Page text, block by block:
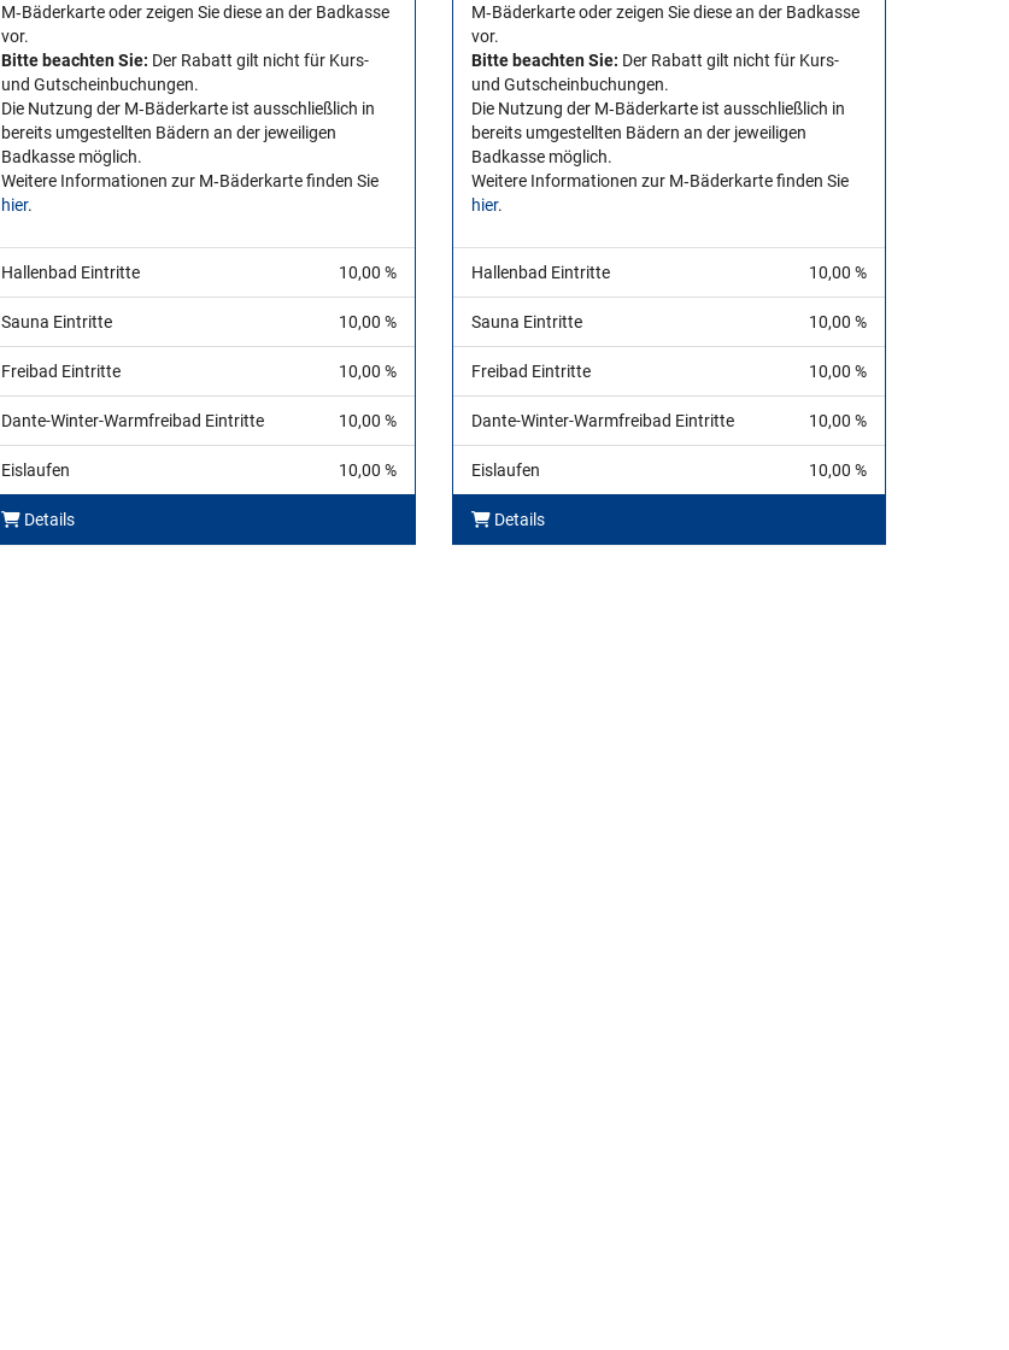
M‑Bäderkarte oder zeigen Sie diese an der Badkasse
vor.
Bitte beachten Sie: Der Rabatt gilt nicht für Kurs-
und Gutscheinbuchungen.
Die Nutzung der M‑Bäderkarte ist ausschließlich in
bereits umgestellten Bädern an der jeweiligen
Badkasse möglich.
Weitere Informationen zur M‑Bäderkarte finden Sie
hier.
Hallenbad Eintritte 10,00 %
Sauna Eintritte 10,00 %
Freibad Eintritte 10,00 %
Dante-Winter-Warmfreibad Eintritte 10,00 %
Eislaufen 10,00 %
Details
M‑Bäderkarte oder zeigen Sie diese an der Badkasse
vor.
Bitte beachten Sie: Der Rabatt gilt nicht für Kurs-
und Gutscheinbuchungen.
Die Nutzung der M‑Bäderkarte ist ausschließlich in
bereits umgestellten Bädern an der jeweiligen
Badkasse möglich.
Weitere Informationen zur M‑Bäderkarte finden Sie
hier.
Hallenbad Eintritte 10,00 %
Sauna Eintritte 10,00 %
Freibad Eintritte 10,00 %
Dante-Winter-Warmfreibad Eintritte 10,00 %
Eislaufen 10,00 %
Details